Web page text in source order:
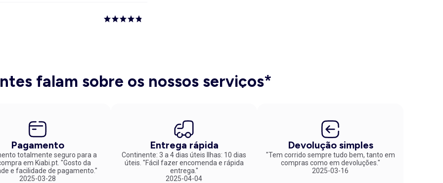
falam sobre os nossos serviços*
Pagamento
totalmente seguro para a
em Kiabi.pt. "Gosto da
e facilidade de pagamento."
2025-03-28
Entrega rápida
Continente: 3 a 4 dias úteis Ilhas: 10 dias
úteis. "Fácil fazer encomenda e rápida
entrega."
2025-04-04
Devolução simples
"Tem corrido sempre tudo bem, tanto em
compras como em devoluções."
2025-03-16